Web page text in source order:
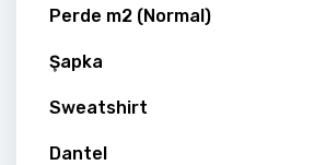
Perde m2 (Normal)
Şapka
Sweatshirt
Dantel